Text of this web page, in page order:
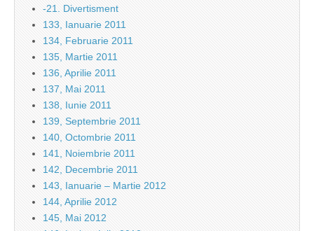
-21. Divertisment
133, Ianuarie 2011
134, Februarie 2011
135, Martie 2011
136, Aprilie 2011
137, Mai 2011
138, Iunie 2011
139, Septembrie 2011
140, Octombrie 2011
141, Noiembrie 2011
142, Decembrie 2011
143, Ianuarie – Martie 2012
144, Aprilie 2012
145, Mai 2012